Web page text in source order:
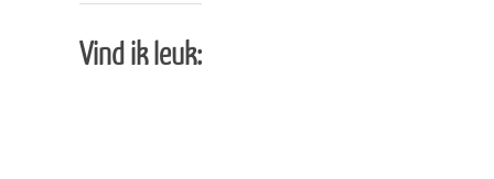
Vind ik leuk: